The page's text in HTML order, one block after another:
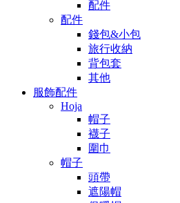
配件
配件
錢包&小包
旅行收納
背包套
其他
服飾配件
Hoja
帽子
襪子
圍巾
帽子
頭帶
遮陽帽